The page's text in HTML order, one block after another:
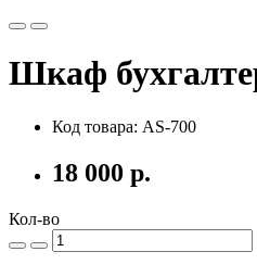
Шкаф
Код товара: AS-700
18 000 р.
Кол-во